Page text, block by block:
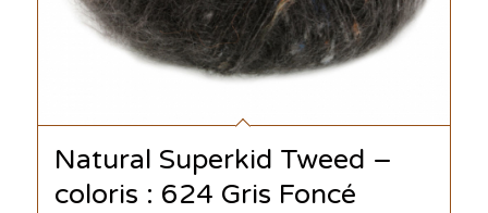
Natural Superkid Tweed –
coloris : 624 Gris Foncé